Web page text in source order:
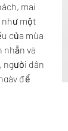
mai
như một
của mùa
nhẫn và
người dân
để